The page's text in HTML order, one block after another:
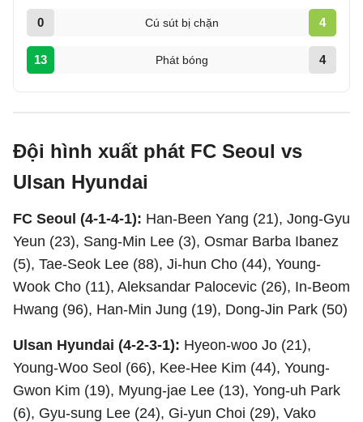
0 Cú sút bị chặn 4
13 Phát bóng 4
Đội hình xuất phát FC Seoul vs
Ulsan Hyundai
FC Seoul (4-1-4-1): Han-Been Yang (21), Jong-Gyu
Yeun (23), Sang-Min Lee (3), Osmar Barba Ibanez
(5), Tae-Seok Lee (88), Ji-hun Cho (44), Young-
Wook Cho (11), Aleksandar Palocevic (26), In-Beom
Hwang (96), Han-Min Jung (19), Dong-Jin Park (50)
Ulsan Hyundai (4-2-3-1): Hyeon-woo Jo (21),
Young-Woo Seol (66), Kee-Hee Kim (44), Young-
Gwon Kim (19), Myung-jae Lee (13), Yong-uh Park
(6), Gyu-sung Lee (24), Gi-yun Choi (29), Vako